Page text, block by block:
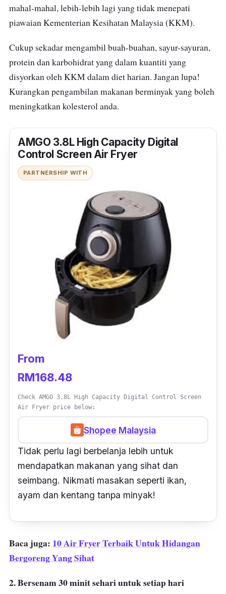
mahal-mahal, lebih-lebih lagi yang tidak menepati
piawaian Kementerian Kesihatan Malaysia (KKM).
Cukup sekadar mengambil buah-buahan, sayur-sayuran,
protein dan karbohidrat yang dalam kuantiti yang
disyorkan oleh KKM dalam diet harian. Jangan lupa!
Kurangkan pengambilan makanan berminyak yang boleh
meningkatkan kolesterol anda.
AMGO 3.8L High Capacity Digital
Control Screen Air Fryer
PARTNERSHIP WITH
From
RM168.48
Check AMGO 3.8L High Capacity Digital Control Screen
Air Fryer price below:
Shopee Malaysia
Tidak perlu lagi berbelanja lebih untuk
mendapatkan makanan yang sihat dan
seimbang. Nikmati masakan seperti ikan,
ayam dan kentang tanpa minyak!
Baca juga: 10 Air Fryer Terbaik Untuk Hidangan
Bergoreng Yang Sihat
2. Bersenam 30 minit sehari untuk setiap hari